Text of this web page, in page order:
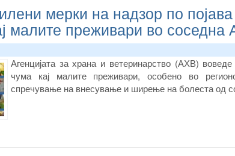
мерки на надзор по
малите преживари во соседна
Агенцијата за храна и ветеринарство (АХВ)
чума кај малите преживари, особено во
спречување на внесување и ширење на болеста од